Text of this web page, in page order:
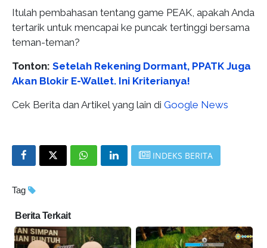
Itulah pembahasan tentang game PEAK, apakah Anda
tertarik untuk mencapai ke puncak tertinggi bersama
teman-teman?
Tonton: Setelah Rekening Dormant, PPATK Juga
Akan Blokir E-Wallet. Ini Kriterianya!
Cek Berita dan Artikel yang lain di Google News
INDEKS BERITA
Tag
Berita Terkait